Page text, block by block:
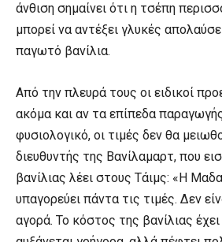
άνθιση σημαίνει ότι η τσέπη
μπορεί να αντέξει γλυκές
παγωτό βανίλια.
Από την πλευρά τους οι ειδικοί
ακόμα και αν τα επίπεδα
φυσιολογικό, οι τιμές δεν θα
διευθυντής της Βανίλαμαρτ, που
βανίλιας λέει στους Τάιμς: «Η
υπαγορεύει πάντα τις τιμές. Δεν
αγορά. Το κόστος της βανίλιας